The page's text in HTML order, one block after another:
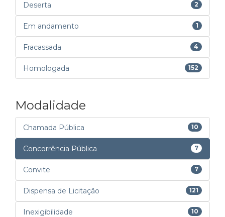
Deserta 2
Em andamento 1
Fracassada 4
Homologada 152
Modalidade
Chamada Pública 10
Concorrência Pública 7
Convite 7
Dispensa de Licitação 121
Inexigibilidade 10